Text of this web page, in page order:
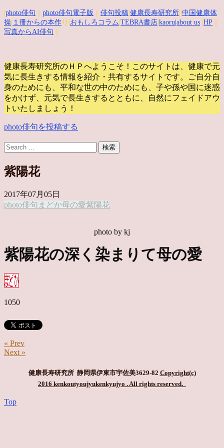
photo俳句 photo俳句電子版 俳句投稿 健康長寿研究所 中国健康体
操 １冊からの本作 り| おもしろコラム TEBRA書店 kaoru |about us HP
写真からAI俳句
健康長寿研究所のＨＰへようこそ！このサイトは、健康で元
気に長生きする情報を紹介・共有するサイトです。
ご自分自
身のためにも、平和な世の中のためにも、子や孫や国に迷惑
をかけず、元気で長生きするとともに、自然にフェイドアウ
トいたしましょう！
photo俳句を投稿する
紫陽花
2017年07月05日
photo俳句 まどか母の愛紫陽花
photo by kj
紫陽花の深く染まりて母の愛
1050
« Prev
Next »
健康長寿研究所 静岡県伊東市宇佐美3629-82 Copyright(c)
2016 kenkoutyoujyukenkyujyo . All rights reserved.
Top